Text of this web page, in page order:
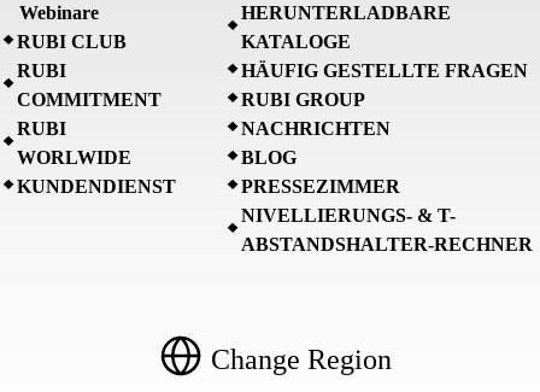
Webinare
RUBI CLUB
RUBI
COMMITMENT
RUBI
WORLWIDE
KUNDENDIENST
HERUNTERLADBARE
KATALOGE
HÄUFIG GESTELLTE FRAGEN
RUBI GROUP
NACHRICHTEN
BLOG
PRESSEZIMMER
NIVELLIERUNGS- & T-
ABSTANDSHALTER-RECHNER
Change Region